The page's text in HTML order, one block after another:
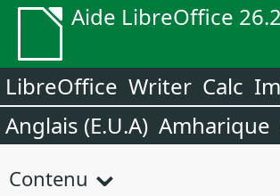
Aide LibreOffice 26.2
LibreOffice Writer Calc
Anglais (E.U.A) Amharique
Contenu